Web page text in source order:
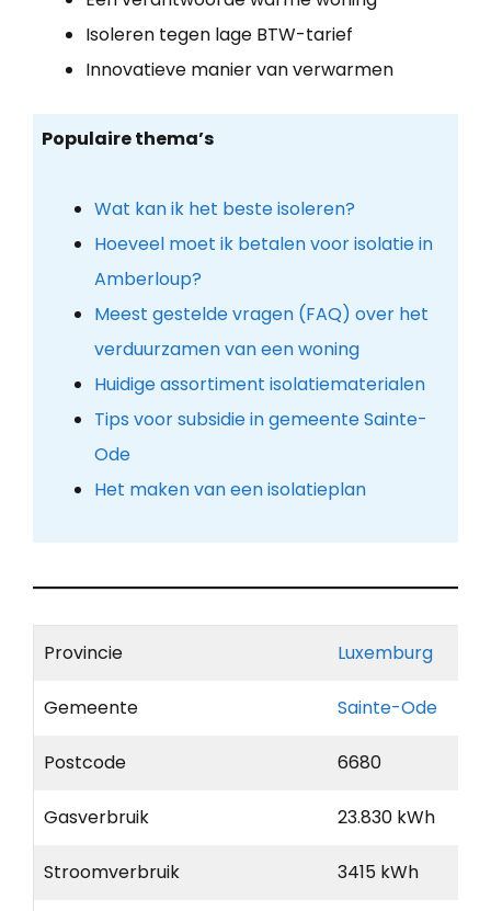
Isoleren tegen lage BTW-tarief
Innovatieve manier van verwarmen
Populaire thema’s
Wat kan ik het beste isoleren?
Hoeveel moet ik betalen voor isolatie in
Amberloup?
Meest gestelde vragen (FAQ) over het
verduurzamen van een woning
Huidige assortiment isolatiematerialen
Tips voor subsidie in gemeente Sainte-
Ode
Het maken van een isolatieplan
Provincie Luxemburg
Gemeente Sainte-Ode
Postcode 6680
Gasverbruik 23.830 kWh
Stroomverbruik 3415 kWh